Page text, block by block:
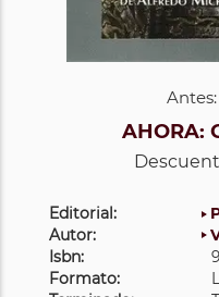
Antes:
AHORA:
Editorial:
Autor:
Isbn:
Formato: